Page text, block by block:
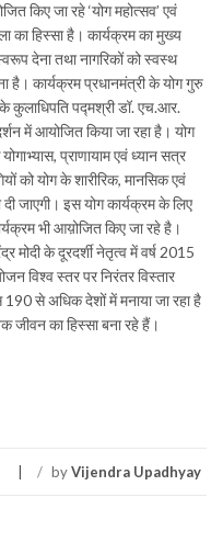
किए जा रहे ‘योग महोत्सव’ एवं
का हिस्सा है। कार्यक्रम का मुख्य
देना तथा नागरिकों को स्वस्थ
कार्यक्रम प्रधानमंत्री के योग गुरु
कुलाधिपति पद्मश्री डॉ. एच.आर.
में आयोजित किया जा रहा है। योग
प्राणायाम एवं ध्यान सत्र
को योग के शारीरिक, मानसिक एवं
जाएगी। इस योग कार्यक्रम के लिए
भी आय़ोजित किए जा रहे है।
मोदी के दूरदर्शी नेतृत्व में वर्ष 2015
विश्व स्तर पर निरंतर विस्तार
से अधिक देशों में मनाया जा रहा है
जीवन का हिस्सा बना रहे हैं।
/ byVijendra Upadhyay